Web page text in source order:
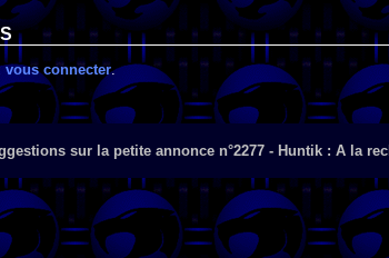
vous connecter.
sur la petite annonce n°2277 - Huntik : A la